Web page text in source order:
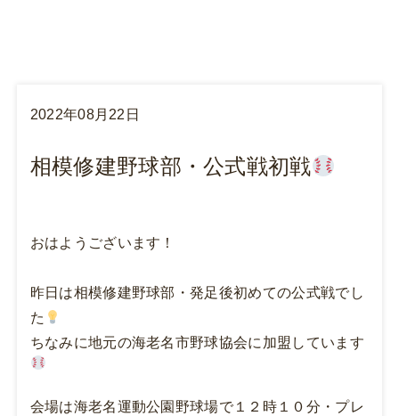
2022年08月22日
相模修建野球部・公式戦初戦
おはようございます！
昨日は相模修建野球部・発足後初めての公式戦でし
た
ちなみに地元の海老名市野球協会に加盟しています
会場は海老名運動公園野球場で１２時１０分・プレ